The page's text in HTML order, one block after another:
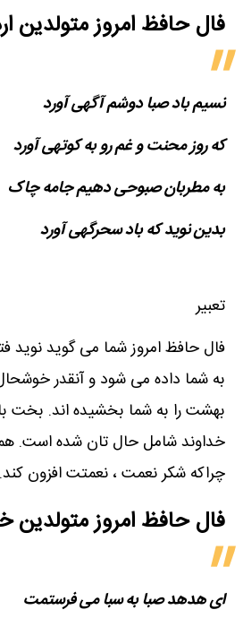
فال حافظ امروز متولدین‌
نسیم باد صبا دوشم آگهی آورد
که روز محنت و غم رو به کوتهی آورد
به مطربان صبوحی دهیم جامه چاک
بدین نوید که باد سحرگهی آورد
تعبیر
فال حافظ امروز شما می گوید نوید
به شما داده می شود و آنقدر
بهشت را به شما بخشیده اند.
خداوند شامل حال تان شده است.
چراکه شکر نعمت ، نعمتت افزون کند.
فال حافظ امروز متولدین‌
​ای هدهد صبا به سبا می فرستمت